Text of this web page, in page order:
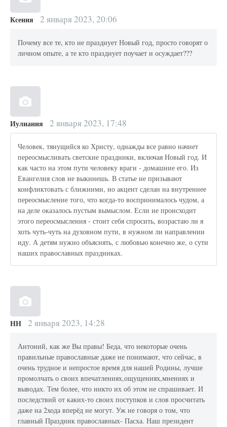
Ксения 2 января 2023, 20:06
Почему все те, кто не празднует Новый год, просто говорят о
личном опыте, а те кто празднует поучает и осуждает???
Иулиания 2 января 2023, 17:48
Человек, тянущийся ко Христу, однажды все равно начнет
переосмысливать светские праздники, включая Новый год. И
как часто на этом пути человеку враги - домашние его. Из
Евангелия слов не выкинешь. В статье не призывают
конфликтовать с ближними, но акцент сделан на внутреннее
переосмысление того, что когда-то воспринималось чудом, а
на деле оказалось пустым вымыслом. Если не происходит
этого переосмысления - стоит себя спросить, возрастаю ли я
хоть чуть-чуть на духовном пути, в нужном ли направлении
иду. А детям нужно объяснять, с любовью конечно же, о сути
наших православных праздниках.
НН 2 января 2023, 14:28
Антоний, как же Вы правы! Беда, что некоторые очень
правильные православные даже не понимают, что сейчас, в
очень трудное и непростое время для нашей Родины, лучше
промолчать о своих впечатлениях,ощущениях,мнениях и
выводах. Тем более, что никто их об этом не спрашивает. И
последствий от каких-то своих поступков и слов просчитать
даже на 2хода вперёд не могут. Уж не говоря о том, что
главный Праздник православных- Пасха. Наш президент